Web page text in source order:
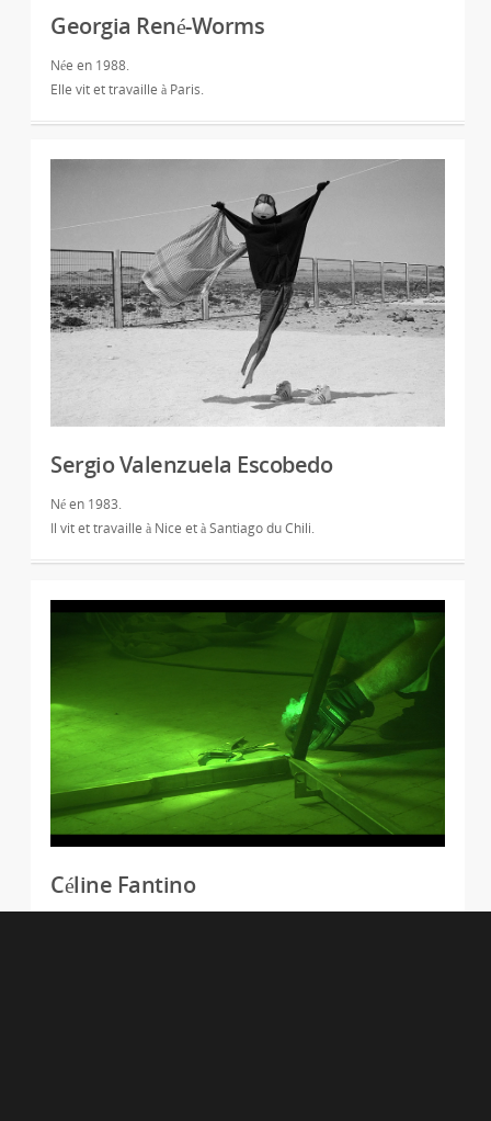
Georgia René-Worms
Née en 1988.
Elle vit et travaille à Paris.
Sergio Valenzuela Escobedo
Né en 1983.
Il vit et travaille à Nice et à Santiago du Chili.
Céline Fantino